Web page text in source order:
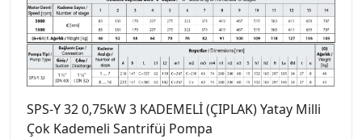
SPS-Y 32 0,75kW 3 KADEMELİ (ÇIPLAK) Yatay Milli
Çok Kademeli Santrifüj Pompa